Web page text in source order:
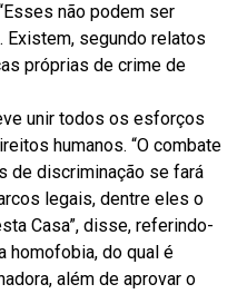
não podem ser
segundo relatos
próprias de crime de
unir todos os esforços
humanos. “O combate
de discriminação se fará
legais, dentre eles o
Casa”, disse, referindo-
homofobia, do qual é
além de aprovar o